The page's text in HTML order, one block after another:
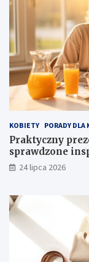
KOBIETY PORADY DLA
Praktyczny
sprawdzone
24 lipca 2026